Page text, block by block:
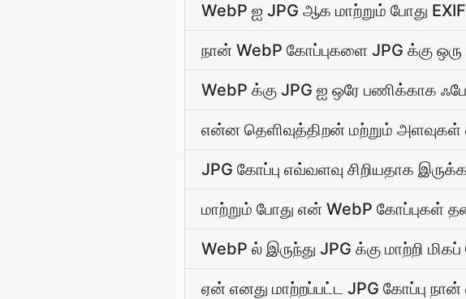
WebP ஐ JPG ஆக மாற்றும் போது
நான் WebP கோப்புகளை JPG க்கு ஒரு
WebP க்கு JPG ஐ ஒரே பணிக்காக
என்ன தெளிவுத்திறன் மற்றும் அளவுகள்
JPG கோப்பு எவ்வளவு சிறியதாக
மாற்றும் போது என் WebP கோப்புகள்
WebP ல் இருந்து JPG க்கு மாற்றி
ஏன் எனது மாற்றப்பட்ட JPG கோப்பு நான்